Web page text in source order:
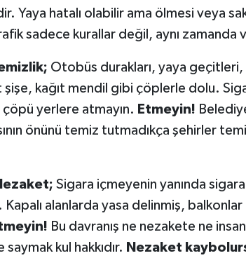
Yaya hatalı olabilir ama ölmesi veya
sadece kurallar değil, aynı zamanda
Otobüs durakları, yaya geçitleri,
kağıt mendil gibi çöplerle dolu.
çöpü yerlere atmayın. Etmeyin!
önünü temiz tutmadıkça şehirler
Sigara içmeyenin yanında
Kapalı alanlarda yasa delinmiş, balkonlar
Bu davranış ne nezakete ne
saymak kul hakkıdır. Nezaket